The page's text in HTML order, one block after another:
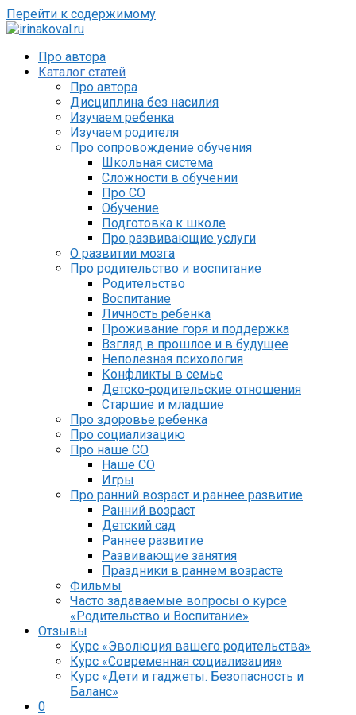
Перейти к содержимому
Про автора
Каталог статей
Про автора
Дисциплина без насилия
Изучаем ребенка
Изучаем родителя
Про сопровождение обучения
Школьная система
Сложности в обучении
Про СО
Обучение
Подготовка к школе
Про развивающие услуги
О развитии мозга
Про родительство и воспитание
Родительство
Воспитание
Личность ребенка
Проживание горя и поддержка
Взгляд в прошлое и в будущее
Неполезная психология
Конфликты в семье
Детско-родительские отношения
Старшие и младшие
Про здоровье ребенка
Про социализацию
Про наше СО
Наше СО
Игры
Про ранний возраст и раннее развитие
Ранний возраст
Детский сад
Раннее развитие
Развивающие занятия
Праздники в раннем возрасте
Фильмы
Часто задаваемые вопросы о курсе
«Родительство и Воспитание»
Отзывы
Курс «Эволюция вашего родительства»
Курс «Современная социализация»
Курс «Дети и гаджеты. Безопасность и
Баланс»
0